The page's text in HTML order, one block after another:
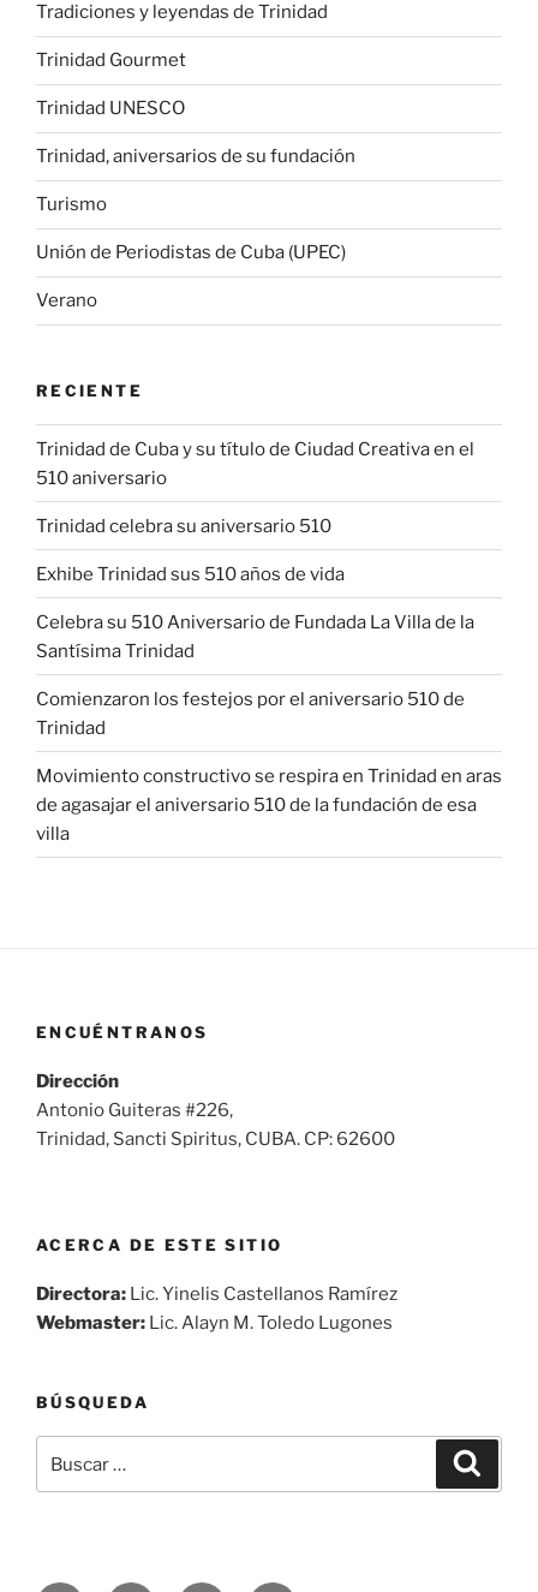
Tradiciones y leyendas de Trinidad
Trinidad Gourmet
Trinidad UNESCO
Trinidad, aniversarios de su fundación
Turismo
Unión de Periodistas de Cuba (UPEC)
Verano
RECIENTE
Trinidad de Cuba y su título de Ciudad Creativa en el
510 aniversario
Trinidad celebra su aniversario 510
Exhibe Trinidad sus 510 años de vida
Celebra su 510 Aniversario de Fundada La Villa de la
Santísima Trinidad
Comienzaron los festejos por el aniversario 510 de
Trinidad
Movimiento constructivo se respira en Trinidad en aras
de agasajar el aniversario 510 de la fundación de esa
villa
ENCUÉNTRANOS
Dirección
Antonio Guiteras #226,
Trinidad, Sancti Spiritus, CUBA. CP: 62600
ACERCA DE ESTE SITIO
Directora: Lic. Yinelis Castellanos Ramírez
Webmaster: Lic. Alayn M. Toledo Lugones
BÚSQUEDA
por: